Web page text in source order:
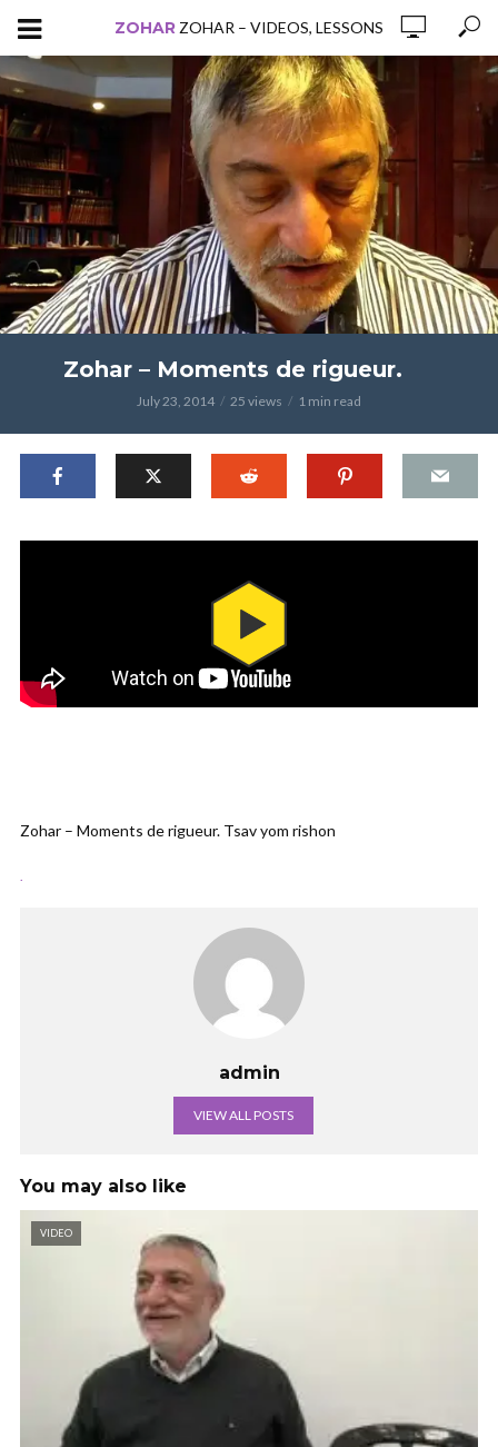
ZOHAR ZOHAR – VIDEOS, LESSONS
Zohar – Moments de rigueur.
July 23, 2014 25 views 1 min read
Zohar – Moments de rigueur. Tsav yom rishon
admin
VIEW ALL POSTS
You may also like
VIDEO